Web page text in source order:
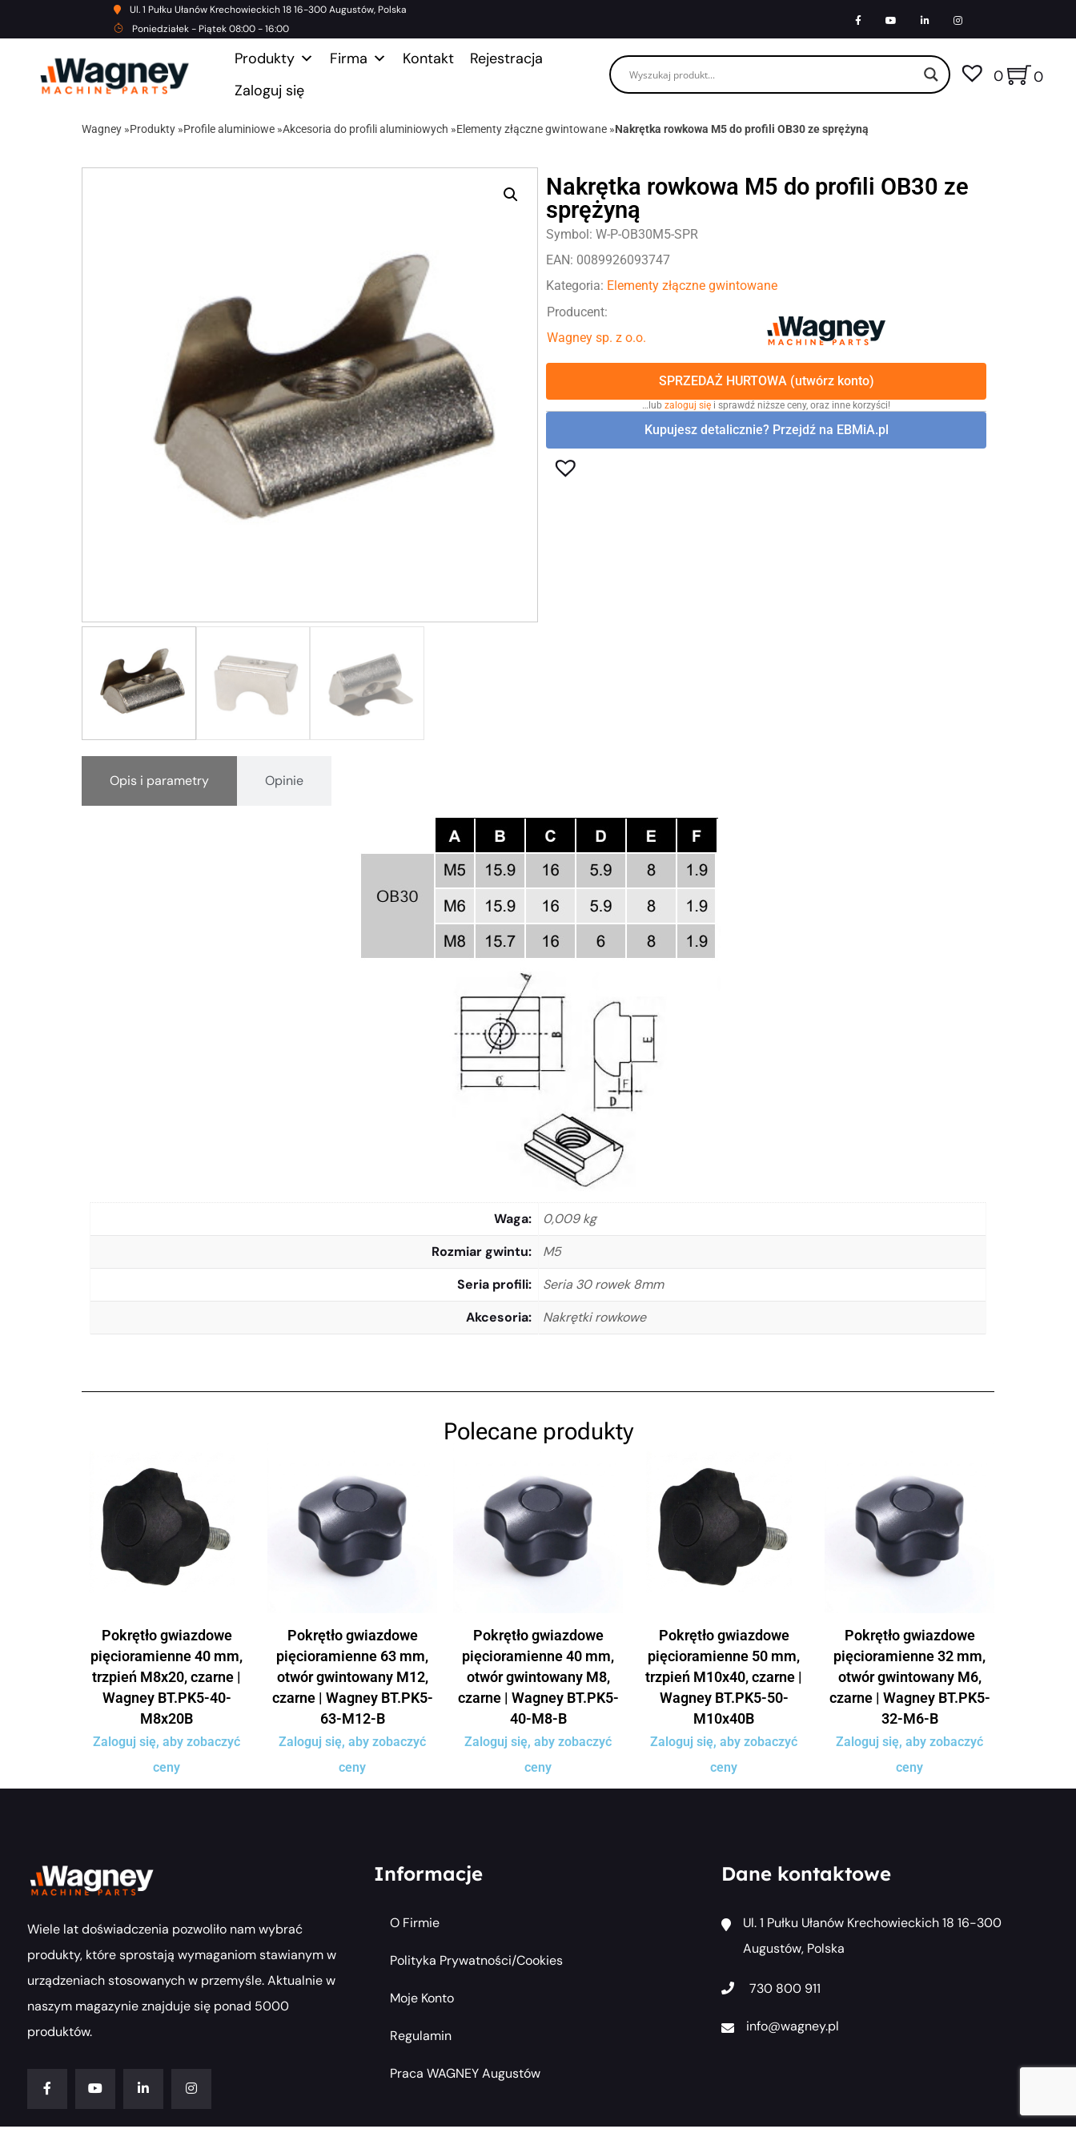
Ul. 1 Pułku Ułanów Krechowieckich 18 16-300 Augustów, Polska
Poniedziałek - Piątek 08:00 - 16:00
Produkty Firma Kontakt
Rejestracja
Zaloguj się
0 0
Wagney »Produkty »Profile aluminiowe »Akcesoria do profili aluminiowych »Elementy złączne gwintowane »Nakrętka rowkowa M5 do profili OB30 ze sprężyną
Nakrętka rowkowa M5 do profili OB30 ze
sprężyną
Symbol: W-P-OB30M5-SPR
EAN: 0089926093747
Kategoria: Elementy złączne gwintowane
Producent:
Wagney sp. z o.o.
SPRZEDAŻ HURTOWA (utwórz konto)
…lub zaloguj się i sprawdź niższe ceny, oraz inne korzyści!
Kupujesz detalicznie? Przejdź na EBMiA.pl
Opis i parametry Opinie
Waga
0,009 kg
Rozmiar gwintu
M5
Seria profili
Seria 30 rowek 8mm
Akcesoria
Nakrętki rowkowe
Polecane produkty
Pokrętło gwiazdowe
pięcioramienne 40 mm,
trzpień M8x20, czarne |
Wagney BT.PK5-40-
M8x20B
Zaloguj się, aby zobaczyć
ceny
Pokrętło gwiazdowe
pięcioramienne 63 mm,
otwór gwintowany M12,
czarne | Wagney BT.PK5-
63-M12-B
Zaloguj się, aby zobaczyć
ceny
Pokrętło gwiazdowe
pięcioramienne 40 mm,
otwór gwintowany M8,
czarne | Wagney BT.PK5-
40-M8-B
Zaloguj się, aby zobaczyć
ceny
Pokrętło gwiazdowe
pięcioramienne 50 mm,
trzpień M10x40, czarne |
Wagney BT.PK5-50-
M10x40B
Zaloguj się, aby zobaczyć
ceny
Pokrętło gwiazdowe
pięcioramienne 32 mm,
otwór gwintowany M6,
czarne | Wagney BT.PK5-
32-M6-B
Zaloguj się, aby zobaczyć
ceny
Wiele lat doświadczenia pozwoliło nam wybrać
produkty, które sprostają wymaganiom stawianym w
urządzeniach stosowanych w przemyśle. Aktualnie w
naszym magazynie znajduje się ponad 5000
produktów.
Informacje
O Firmie
Polityka Prywatności/cookies
Moje Konto
Regulamin
Praca WAGNEY Augustów
Dane kontaktowe
Ul. 1 Pułku Ułanów Krechowieckich 18 16-300
Augustów, Polska
730 800 911
info@wagney.pl